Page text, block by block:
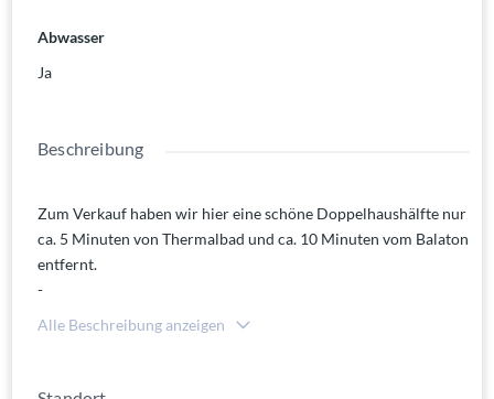
Abwasser
Ja
Beschreibung
Zum Verkauf haben wir hier eine schöne Doppelhaushälfte nur
ca. 5 Minuten von Thermalbad und ca. 10 Minuten vom Balaton
entfernt.
-
Garderobe, eine Küche, ein Wohn- Esszimmer, eine
Alle Beschreibung anzeigen